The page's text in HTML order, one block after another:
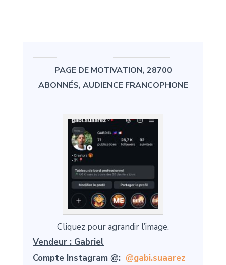
PAGE DE MOTIVATION, 28700
ABONNÉS, AUDIENCE FRANCOPHONE
Cliquez pour agrandir l’image.
Vendeur : Gabriel
Compte Instagram @: @gabi.suaarez